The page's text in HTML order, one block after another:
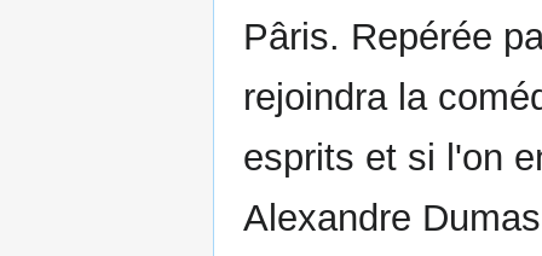
Pâris. Repérée
rejoindra la
esprits et si l'on
Alexandre